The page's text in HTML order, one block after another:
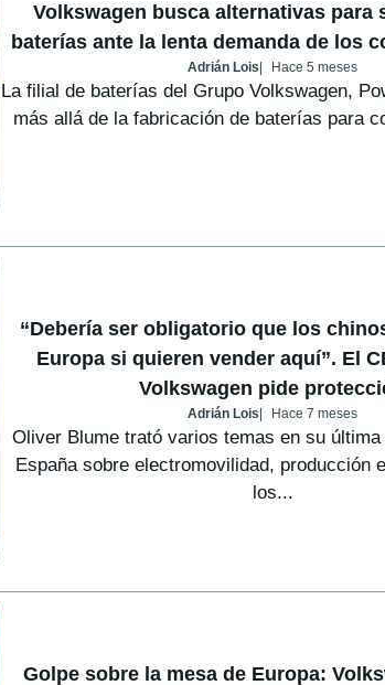
Volkswagen busca alternativas para
baterías ante la lenta demanda de los
Adrián Lois Hace 5 meses
La filial de baterías del Grupo Volkswagen,
más allá de la fabricación de baterías para
“Debería ser obligatorio que los
Europa si quieren vender aquí”. El
Volkswagen pide
Adrián Lois Hace 7 meses
Oliver Blume trató varios temas en su
España sobre electromovilidad, producción
los...
Golpe sobre la mesa de Europa: